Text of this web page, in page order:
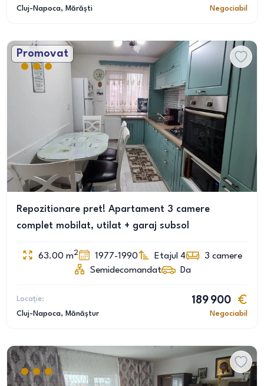
Cluj-Napoca, Mărăști Negociabil
Promovat
Repozitionare pret! Apartament 3 camere
complet mobilat, utilat + garaj subsol
63.00 m2 1977-1990 Etajul 4 3 camere
Semidecomandat
Da
Locație:
Cluj-Napoca, Mănăștur
189 900
Negociabil